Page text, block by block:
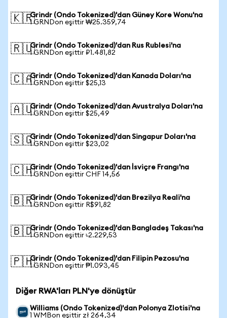
🇰🇷Grindr (Ondo Tokenized)'dan Güney Kore Wonu'na
1 GRNDon eşittir ₩25.359,74
🇷🇺Grindr (Ondo Tokenized)'dan Rus Rublesi'na
1 GRNDon eşittir ₽1.481,82
🇨🇦Grindr (Ondo Tokenized)'dan Kanada Doları'na
1 GRNDon eşittir $25,13
🇦🇺Grindr (Ondo Tokenized)'dan Avustralya Doları'na
1 GRNDon eşittir $25,49
🇸🇬Grindr (Ondo Tokenized)'dan Singapur Doları'na
1 GRNDon eşittir $23,02
🇨🇭Grindr (Ondo Tokenized)'dan İsviçre Frangı'na
1 GRNDon eşittir CHF 14,56
🇧🇷Grindr (Ondo Tokenized)'dan Brezilya Reali'na
1 GRNDon eşittir R$91,82
🇧🇩Grindr (Ondo Tokenized)'dan Bangladeş Takası'na
1 GRNDon eşittir ৳2.229,53
🇵🇭Grindr (Ondo Tokenized)'dan Filipin Pezosu'na
1 GRNDon eşittir ₱1.093,45
Diğer RWA'ları PLN'ye dönüştür
Williams (Ondo Tokenized)'dan Polonya Zlotisi'na
1 WMBon eşittir zł 264,34